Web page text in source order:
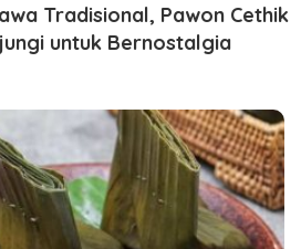
Tradisional, Pawon Cethik
untuk Bernostalgia